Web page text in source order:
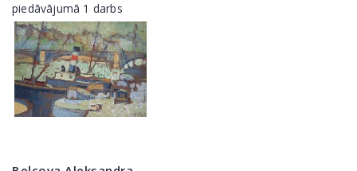
piedāvājumā 1 darbs